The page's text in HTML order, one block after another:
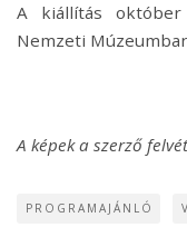
A kiállítás
Nemzeti
A képek a szerző
PROGRAMAJÁNLÓ